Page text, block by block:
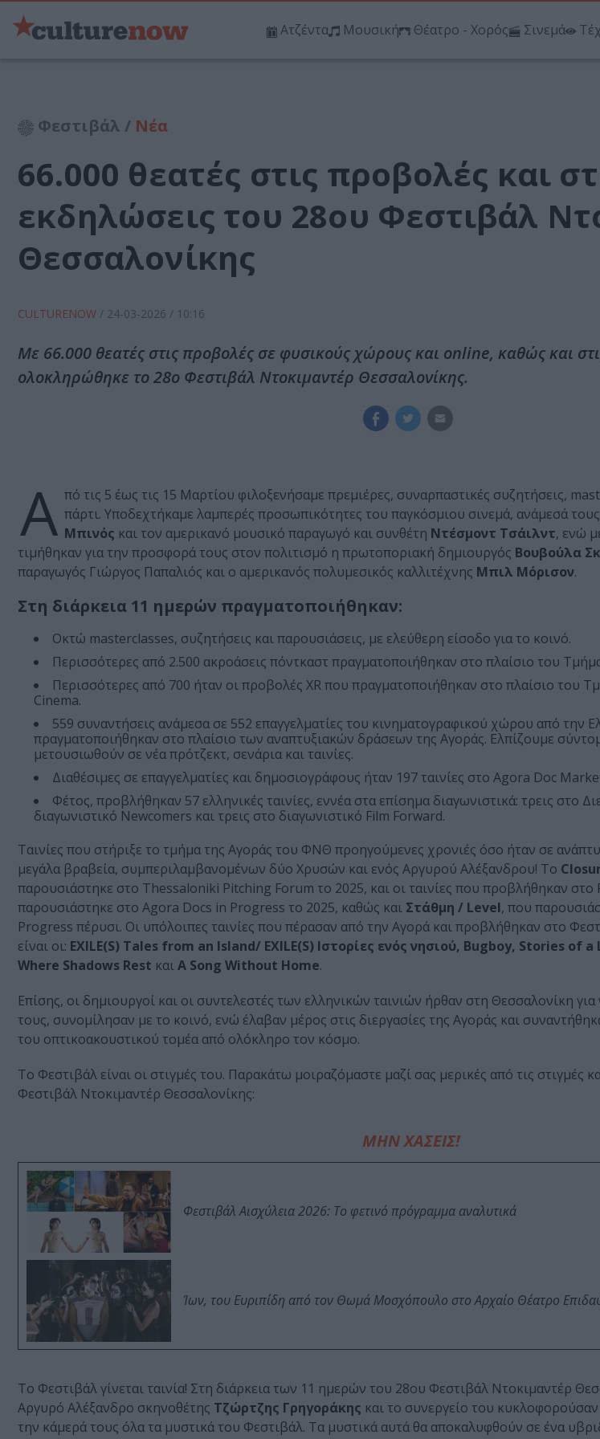
Ατζέντα Μουσική Θέατρο - Χορός Σινεμά
Φεστιβάλ / Νέα
66.000 θεατές στις προβολές και
εκδηλώσεις του 28ου Φεστιβάλ
Θεσσαλονίκης
CULTURENOW / 24-03-2026 / 10:16
Με 66.000 θεατές στις προβολές σε φυσικούς χώρους και online, καθώς και
ολοκληρώθηκε το 28ο Φεστιβάλ Ντοκιμαντέρ Θεσσαλονίκης.
Α πό τις 5 έως τις 15 Μαρτίου φιλοξενήσαμε πρεμιέρες, συναρπαστικές συζητήσεις,
πάρτι. Υποδεχτήκαμε λαμπερές προσωπικότητες του παγκόσμιου σινεμά, ανάμεσά
Μπινός και τον αμερικανό μουσικό παραγωγό και συνθέτη Ντέσμοντ Τσάιλντ, ενώ
τιμήθηκαν για την προσφορά τους στον πολιτισμό η πρωτοποριακή δημιουργός Βουβούλα
παραγωγός Γιώργος Παπαλιός και ο αμερικανός πολυμεσικός καλλιτέχνης Μπιλ Μόρισον.
Στη διάρκεια 11 ημερών πραγματοποιήθηκαν:
Οκτώ masterclasses, συζητήσεις και παρουσιάσεις, με ελεύθερη είσοδο για το κοινό.
Περισσότερες από 2.500 ακροάσεις πόντκαστ πραγματοποιήθηκαν στο πλαίσιο του
Περισσότερες από 700 ήταν οι προβολές XR που πραγματοποιήθηκαν στο πλαίσιο του
Cinema.
559 συναντήσεις ανάμεσα σε 552 επαγγελματίες του κινηματογραφικού χώρου από την
πραγματοποιήθηκαν στο πλαίσιο των αναπτυξιακών δράσεων της Αγοράς. Ελπίζουμε
μετουσιωθούν σε νέα πρότζεκτ, σενάρια και ταινίες.
Διαθέσιμες σε επαγγελματίες και δημοσιογράφους ήταν 197 ταινίες στο Agora Doc
Φέτος, προβλήθηκαν 57 ελληνικές ταινίες, εννέα στα επίσημα διαγωνιστικά: τρεις στο
διαγωνιστικό Newcomers και τρεις στο διαγωνιστικό Film Forward.
Ταινίες που στήριξε το τμήμα της Αγοράς του ΦΝΘ προηγούμενες χρονιές όσο ήταν σε
μεγάλα βραβεία, συμπεριλαμβανομένων δύο Χρυσών και ενός Αργυρού Αλέξανδρου! Το
παρουσιάστηκε στο Thessaloniki Pitching Forum το 2025, και οι ταινίες που προβλήθηκαν
παρουσιάστηκε στο Agora Docs in Progress το 2025, καθώς και Στάθμη / Level, που
Progress πέρυσι. Οι υπόλοιπες ταινίες που πέρασαν από την Αγορά και προβλήθηκαν στο
είναι οι: EXILE(S) Tales from an Island/ EXILE(S) Ιστορίες ενός νησιού, Bugboy, Stories of
Where Shadows Rest καιA Song Without Home.
Επίσης, οι δημιουργοί και οι συντελεστές των ελληνικών ταινιών ήρθαν στη Θεσσαλονίκη για
τους, συνομίλησαν με το κοινό, ενώ έλαβαν μέρος στις διεργασίες της Αγοράς και
του οπτικοακουστικού τομέα από ολόκληρο τον κόσμο.
Το Φεστιβάλ είναι οι στιγμές του. Παρακάτω μοιραζόμαστε μαζί σας μερικές από τις στιγμές
Φεστιβάλ Ντοκιμαντέρ Θεσσαλονίκης:
ΜΗΝ ΧΑΣΕΙΣ!
Φεστιβάλ Αισχύλεια 2026: Το φετινό πρόγραμμα αναλυτικά
Ίων, του Ευριπίδη από τον Θωμά Μοσχόπουλο στο Αρχαίο Θέατρο
Το Φεστιβάλ γίνεται ταινία! Στη διάρκεια των 11 ημερών του 28ου Φεστιβάλ Ντοκιμαντέρ
Αργυρό Αλέξανδρο σκηνοθέτης Τζώρτζης Γρηγοράκης και το συνεργείο του
την κάμερά τους όλα τα μυστικά του Φεστιβάλ. Τα μυστικά αυτά θα αποκαλυφθούν σε ένα